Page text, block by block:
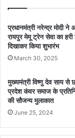
प्रधानमंत्री नरेन्द्र मोदी ने
रायपुर मेमू ट्रेन सेवा का
दिखाकर किया शुभारंभ
March 30, 2025
मुख्यमंत्री विष्णु देव साय से
प्रदेश कंवर समाज के
की सौजन्य मुलाकात
June 25, 2024